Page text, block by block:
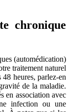
chronique
(automédication)
traitement naturel
48 heures, parlez-en
de la maladie.
en association avec
infection ou une